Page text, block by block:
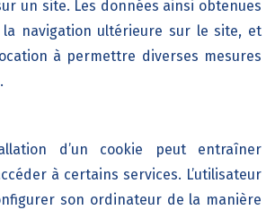
un site. Les données ainsi obtenues
navigation ultérieure sur le site, et
à permettre diverses mesures
d’un cookie peut entraîner
à certains services. L’utilisateur
son ordinateur de la manière